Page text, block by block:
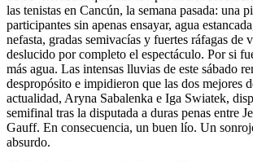
las tenistas en Cancún, la semana pasada: una
participantes sin apenas ensayar, agua
nefasta, gradas semivacías y fuertes ráfagas de
deslucido por completo el espectáculo. Por si
más agua. Las intensas lluvias de este sábado
despropósito e impidieron que las dos mejores
actualidad, Aryna Sabalenka e Iga Swiatek,
semifinal tras la disputada a duras penas entre
Gauff. En consecuencia, un buen lío. Un
absurdo.